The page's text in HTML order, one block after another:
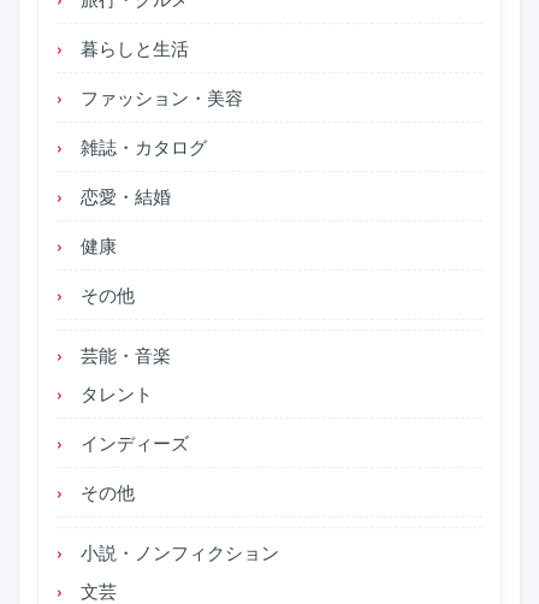
暮らしと生活
ファッション・美容
雑誌・カタログ
恋愛・結婚
健康
その他
芸能・音楽
タレント
インディーズ
その他
小説・ノンフィクション
文芸